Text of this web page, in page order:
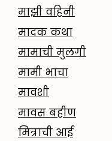
माझी वहिनी
मादक कथा
मामाची मुलगी
मामी भाचा
मावशी
मावस बहीण
मित्राची आई